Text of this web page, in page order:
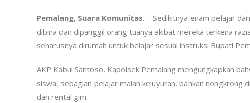
Pemalang, Suara Komunitas. – Sedikitnya enam pelajar
dibina dan dipanggil orang tuanya akibat mereka terkena
seharusnya dirumah untuk belajar sesuai instruksi Bupati
AKP Kabul Santoso, Kapolsek Pemalang mengungkapkan
siswa, sebagian pelajar malah keluyuran, bahkan
dan rental gim.